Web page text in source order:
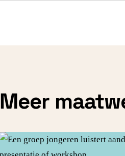
Meer